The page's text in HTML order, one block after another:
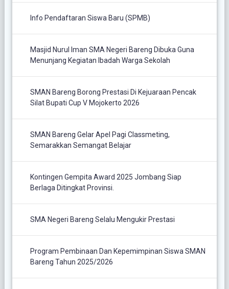
Info Pendaftaran Siswa Baru (SPMB)
Masjid Nurul Iman SMA Negeri Bareng Dibuka Guna
Menunjang Kegiatan Ibadah Warga Sekolah
SMAN Bareng Borong Prestasi Di Kejuaraan Pencak
Silat Bupati Cup V Mojokerto 2026
SMAN Bareng Gelar Apel Pagi Classmeting,
Semarakkan Semangat Belajar
Kontingen Gempita Award 2025 Jombang Siap
Berlaga Ditingkat Provinsi.
SMA Negeri Bareng Selalu Mengukir Prestasi
Program Pembinaan Dan Kepemimpinan Siswa SMAN
Bareng Tahun 2025/2026